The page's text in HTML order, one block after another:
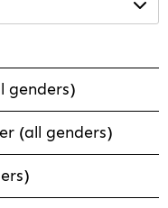
genders)
(all genders)